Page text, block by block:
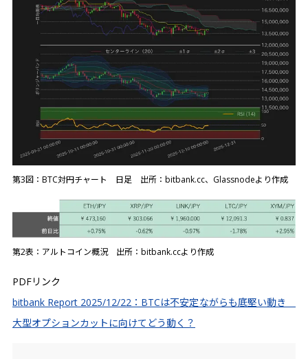
第3図：BTC対円チャート 日足 出所：bitbank.cc、Glassnodeより作成
第2表：アルトコイン概況 出所：bitbank.ccより作成
PDFリンク
bitbank Report 2025/12/22：BTCは不安定ながらも底堅い動き
大型オプションカットに向けてどう動く？